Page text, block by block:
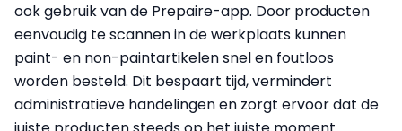
ook gebruik van de Prepaire-app. Door producten
eenvoudig te scannen in de werkplaats kunnen
paint- en non-paintartikelen snel en foutloos
worden besteld. Dit bespaart tijd, vermindert
administratieve handelingen en zorgt ervoor dat de